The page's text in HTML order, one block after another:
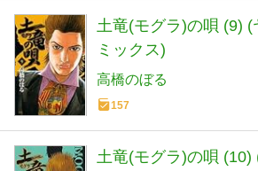
土竜(モグラ)の唄 (9) (
ミックス)
高橋のぼる
157
土竜(モグラ)の唄 (10)